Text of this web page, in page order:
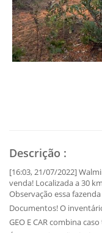
Descrição :
[16:03, 21/07/2022]
venda! Localizada a 30
Observação essa
Documentos! O
GEO E CAR combina